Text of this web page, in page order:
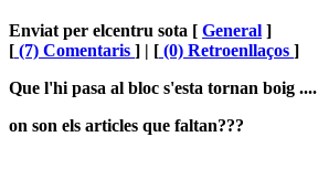
Enviat per elcentru sota [ General ]
[ (7) Comentaris ] | [ (0) Retroenllaços ]
Que l'hi pasa al bloc s'esta tornan boig ....
on son els articles que faltan???